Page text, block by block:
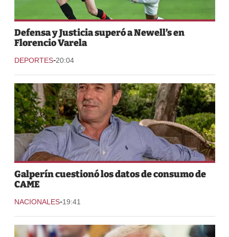
Defensa y Justicia superó a Newell’s en
Florencio Varela
DEPORTES-20:04
Galperín cuestionó los datos de consumo de
CAME
NACIONALES-19:41